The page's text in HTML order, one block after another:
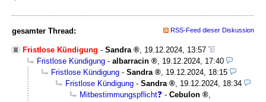
gesamter Thread: RSS-Feed dieser Diskussion
Fristlose Kündigung - Sandra
19.12.2024, 13:57
Fristlose Kündigung - albarracin
19.12.2024, 17:40
Fristlose Kündigung - Sandra
19.12.2024, 18:15
Fristlose Kündigung - Sandra
19.12.2024, 18:34
Mitbestimmungspflicht❓ - Cebulon